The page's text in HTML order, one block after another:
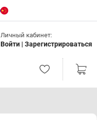
Личный кабинет:
Войти | Зарегистрироваться